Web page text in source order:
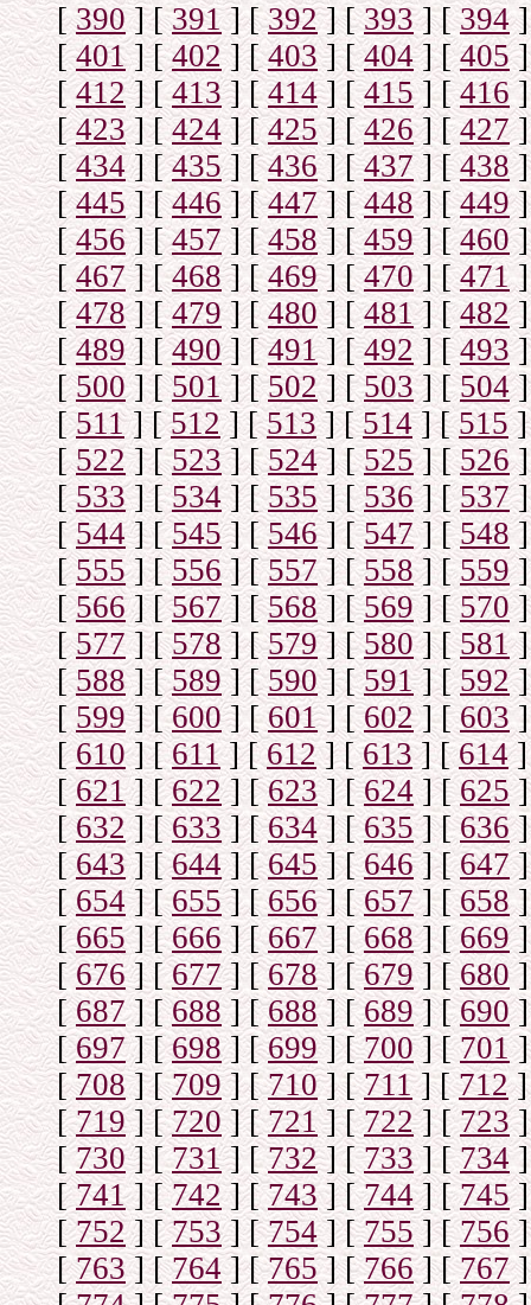
[390] [391] [392] [393] [394]
[401] [402] [403] [404] [405]
[412] [413] [414] [415] [416]
[423] [424] [ 425] [426] [427]
[434] [435] [436] [437] [438]
[445] [446] [447] [448] [449]
[456] [457] [458] [459] [460]
[467] [468] [469] [470] [471]
[478] [479] [480] [481] [482]
[489] [490] [491] [492] [493]
[500] [501] [502] [503] [504]
[511] [512] [513] [514] [515]
[522] [523] [524] [525] [526]
[533] [534] [535] [536] [537]
[544] [545] [546] [547] [ 548]
[555] [556] [557] [558] [559]
[566] [567] [568] [569] [570]
[577] [578] [579] [580] [581]
[588] [589] [590] [591] [592]
[599] [600] [601] [602] [603]
[610] [611] [612] [613] [614]
[621] [622] [623] [624] [ 625]
[632] [633] [634] [635] [636]
[643] [644] [645] [646] [647]
[654] [655] [656] [657] [658]
[665] [666] [667] [668] [669]
[676] [677] [678] [679] [ 680]
[687] [688] [688] [689] [690]
[697] [698] [699] [700] [701]
[708] [709] [710] [711] [712]
[719] [720] [721] [722] [723]
[730] [731] [732] [733] [734]
[741] [742] [743] [744] [745]
[752] [753] [754] [755] [756]
[763] [764] [765] [766] [767]